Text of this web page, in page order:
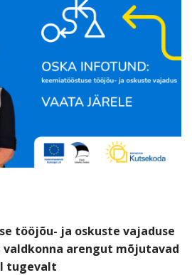
tööjõu- ja oskuste vajaduse
arengut mõjutavad
tugevalt